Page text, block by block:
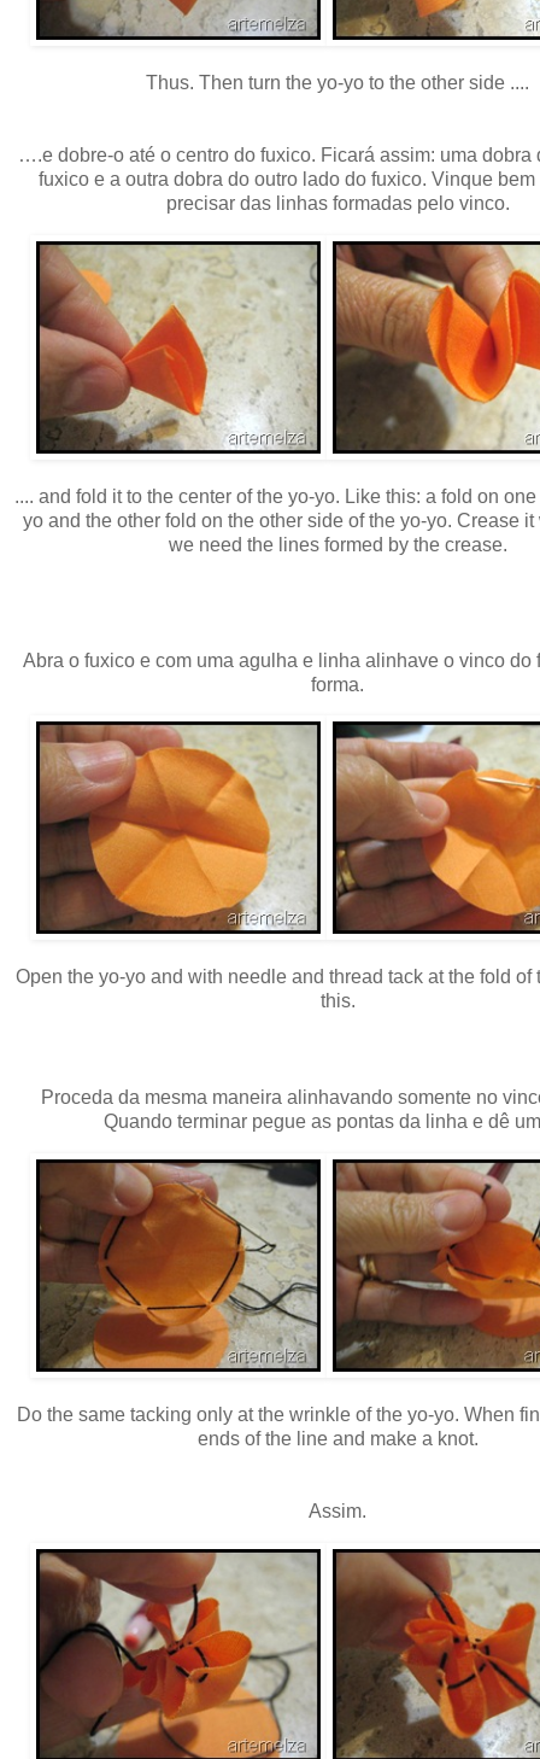
Thus. Then turn the yo-yo to the other side ....
….e dobre-o até o centro do fuxico. Ficará assim: uma dobra
fuxico e a outra dobra do outro lado do fuxico. Vinque
precisar das linhas formadas pelo vinco.
.... and fold it to the center of the yo-yo. Like this: a fold on
yo and the other fold on the other side of the yo-yo. Crease
we need the lines formed by the crease.
Abra o fuxico e com uma agulha e linha alinhave o vinco do
forma.
Open the yo-yo and with needle and thread tack at the fold of
this.
Proceda da mesma maneira alinhavando somente no
Quando terminar pegue as pontas da linha e dê
Do the same tacking only at the wrinkle of the yo-yo. When
ends of the line and make a knot.
Assim.